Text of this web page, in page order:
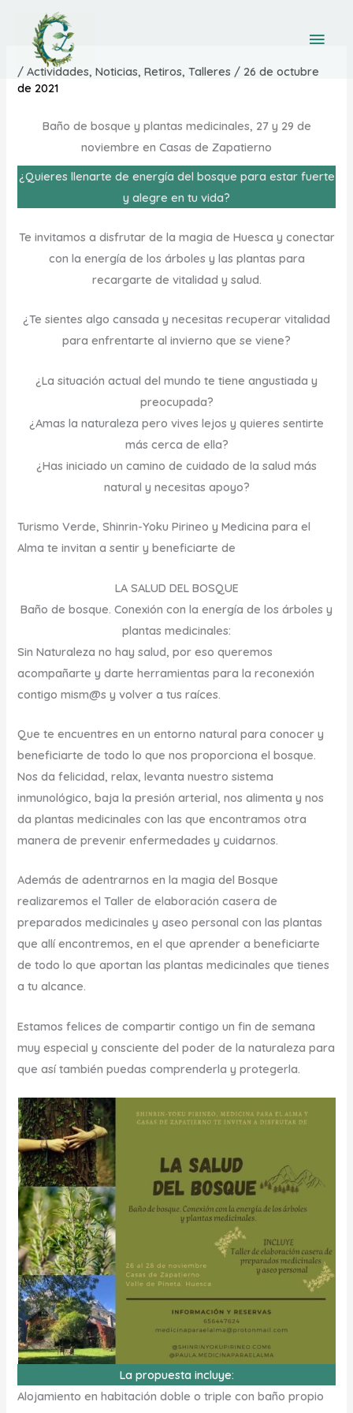
contenido
/Actividades,Noticias,Retiros,Talleres / 26 de octubre
de 2021
Baño de bosque y plantas medicinales, 27 y 29 de
noviembre en Casas de Zapatierno
¿Quieres llenarte de energía del bosque para estar fuerte
y alegre en tu vida?
Te invitamos a disfrutar de la magia de Huesca y conectar
con la energía de los árboles y las plantas para
recargarte de vitalidad y salud.
¿Te sientes algo cansada y necesitas recuperar vitalidad
para enfrentarte al invierno que se viene?
¿La situación actual del mundo te tiene angustiada y
preocupada?
¿Amas la naturaleza pero vives lejos y quieres sentirte
más cerca de ella?
¿Has iniciado un camino de cuidado de la salud más
natural y necesitas apoyo?
Turismo Verde, Shinrin-Yoku Pirineo y Medicina para el
Alma te invitan a sentir y beneficiarte de
LA SALUD DEL BOSQUE
Baño de bosque. Conexión con la energía de los árboles y
plantas medicinales:
Sin Naturaleza no hay salud, por eso queremos
acompañarte y darte herramientas para lareconexión
contigo mism@s y volver a tus raíces.
Que te encuentres en unentorno naturalpara conocer y
beneficiarte de todo lo que nos proporciona el bosque.
Nos dafelicidad, relax, levanta nuestro sistema
inmunológico, baja lapresión arterial, nos alimenta y nos
da plantas medicinales con las que encontramos otra
manera deprevenir enfermedades y cuidarnos.
Además de adentrarnos en la magia del Bosque
realizaremos elTaller de elaboración casera de
preparados medicinales y aseo personalcon las plantas
que allí encontremos, en el que aprender a beneficiarte
de todo lo que aportan las plantas medicinales que tienes
a tu alcance.
Estamos felices de compartir contigo un fin de semana
muy especial y consciente del poder de la naturaleza para
que así también puedas comprenderla y protegerla.
La propuesta incluye:
Alojamiento en habitación doble o triple con baño propio